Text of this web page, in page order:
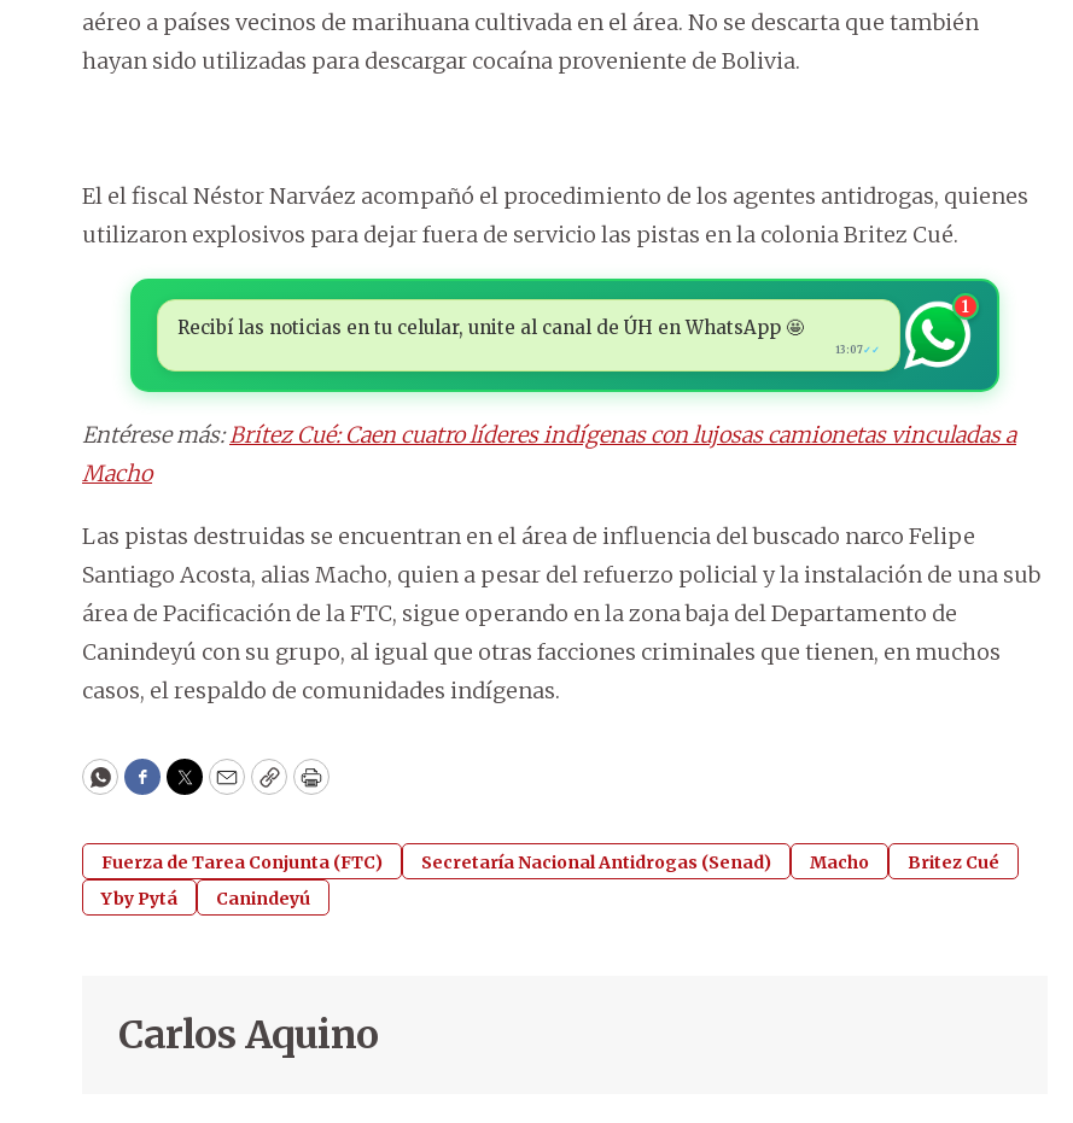
aéreo a países vecinos de marihuana cultivada en el área. No se descarta que también
hayan sido utilizadas para descargar cocaína proveniente de Bolivia.
El el fiscal Néstor Narváez acompañó el procedimiento de los agentes antidrogas, quienes
utilizaron explosivos para dejar fuera de servicio las pistas en la colonia Britez Cué.
Recibí las noticias en tu celular, unite al canal de ÚH en WhatsApp 🤩
13:07✓✓
1
Entérese más:Brítez Cué: Caen cuatro líderes indígenas con lujosas camionetas vinculadas a
Macho
Las pistas destruidas se encuentran en el área de influencia del buscado narco Felipe
Santiago Acosta, alias Macho, quien a pesar del refuerzo policial y la instalación de una sub
área de Pacificación de la FTC, sigue operando en la zona baja del Departamento de
Canindeyú con su grupo, al igual que otras facciones criminales que tienen, en muchos
casos, el respaldo de comunidades indígenas.
WhatsApp
Facebook
Twitter
EmailCopyPrint
Fuerza de Tarea Conjunta (FTC) Secretaría Nacional Antidrogas (Senad) Macho
Britez Cué
Yby Pytá
Canindeyú
Carlos Aquino